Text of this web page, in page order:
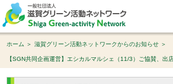
ホーム 滋賀グリーン活動ネットワークからのお知らせ
【SGN共同企画運営】エシカルマルシェ（11/3）ご協賛、出